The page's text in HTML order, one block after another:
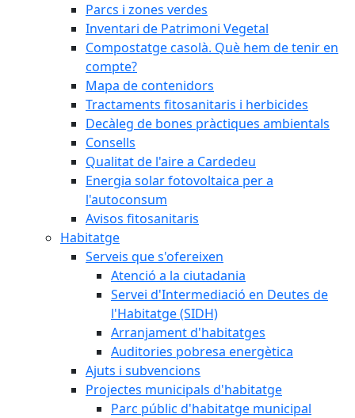
Parcs i zones verdes
Inventari de Patrimoni Vegetal
Compostatge casolà. Què hem de tenir en
compte?
Mapa de contenidors
Tractaments fitosanitaris i herbicides
Decàleg de bones pràctiques ambientals
Consells
Qualitat de l'aire a Cardedeu
Energia solar fotovoltaica per a
l'autoconsum
Avisos fitosanitaris
Habitatge
Serveis que s'ofereixen
Atenció a la ciutadania
Servei d'Intermediació en Deutes de
l'Habitatge (SIDH)
Arranjament d'habitatges
Auditories pobresa energètica
Ajuts i subvencions
Projectes municipals d'habitatge
Parc públic d'habitatge municipal